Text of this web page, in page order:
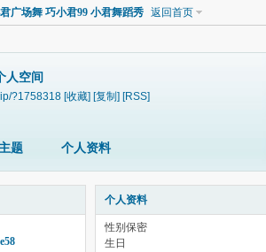
广场舞 巧小君99 小君舞蹈秀 返回首页
人空间
?1758318 [收藏] [复制] [RSS]
题 个人资料
个人资料
性别 保密
生日